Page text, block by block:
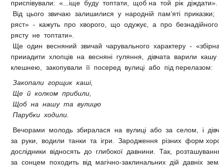
приспівували: «...іще буду топтати, щоб на той рік діждати».
Від цього звичаю залишилися у народній пам’яті
ряст» - кажуть про хворого, що одужує, а про
рясту не топтати».
Ще один весняний звичай чарувального характеру -
прииадити хлопців на весняні гуляння, дівчата варили
клешнею, закопували її посеред вулиці або під перелазом:
Закопали горщик каші,
Ще й колком прибили,
Щоб на нашу та вулицю
Парубки ходили.
Вечорами молодь збиралася на вулиці або за селом, і
за руки, водили танки та ігри. Зародження різних форм
дослідники відносять до глибокої давнини. Так,
за сонцем походить від магічно-заклинальних дій давніх